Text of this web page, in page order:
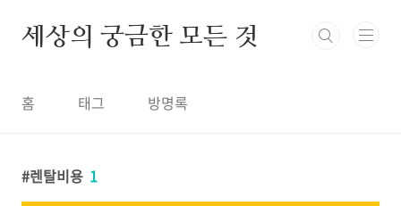
세상의 궁금한 모든 것
홈 태그 방명록
렌탈비용 1